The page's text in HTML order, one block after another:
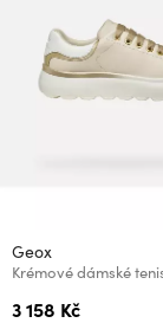
Geox
3 158 Kč